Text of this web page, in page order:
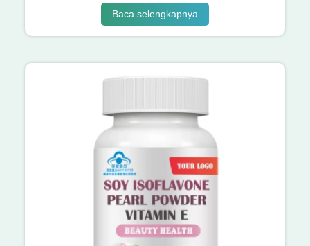
Baca selengkapnya